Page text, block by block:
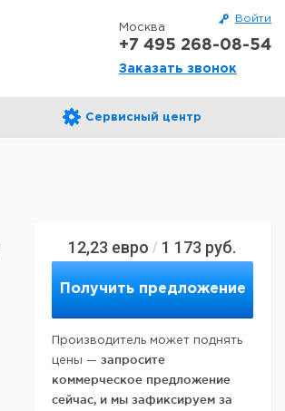
Войти
Москва
+7 495 268-08-54
Заказать звонок
Сервисный центр
12,23 евро / 1 173 руб.
Получить предложение
Производитель может поднять
цены — запросите
коммерческое предложение
сейчас, и мы зафиксируем за